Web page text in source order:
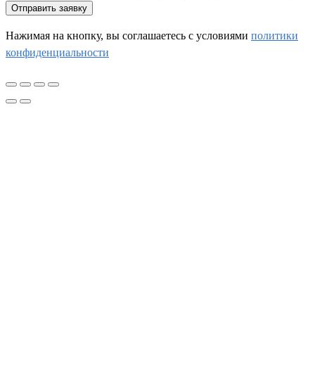
Отправить заявку
Нажимая на кнопку, вы соглашаетесь c условиями политики
конфиденциальности